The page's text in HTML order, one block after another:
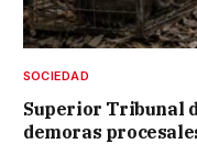
SOCIEDAD
Superior Tribunal
demoras